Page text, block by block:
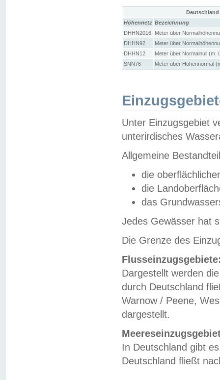
Höhennetz Bezeichnung
DHHN2016
Meter über
DHHN92
Meter über
DHHN12
Meter über Normalnull (m.
SNN76
Meter über Höhennormal
Unter Einzugsgebiet
unterirdisches
Allgemeine
die
die
das
Jedes Gewässer hat
Die Grenze des
Dargestellt werden
durch Deutschland
Warnow / Peene,
dargestellt.
In Deutschland gibt
Deutschland fließt